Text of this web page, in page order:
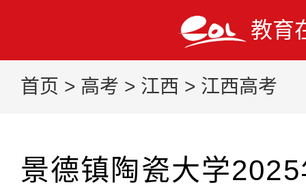
教育
首页 > 高考 > 江西 > 江西高考
景德镇陶瓷大学